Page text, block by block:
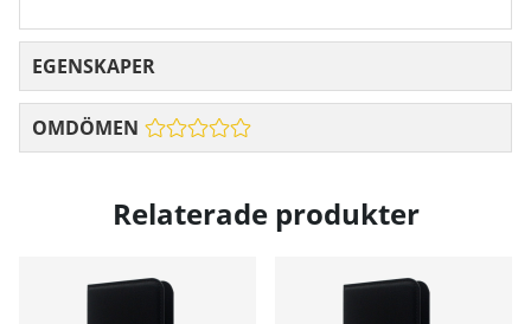
EGENSKAPER
OMDÖMEN
Relaterade produkter